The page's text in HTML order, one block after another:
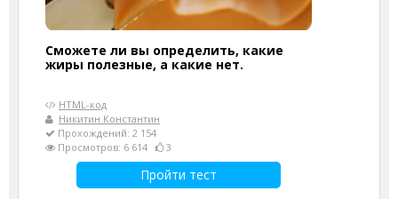
Сможете ли вы определить, какие
жиры полезные, а какие нет.
HTML-код
Никитин Константин
Прохождений: 2 154
Просмотров: 6 614
3
Пройти тест